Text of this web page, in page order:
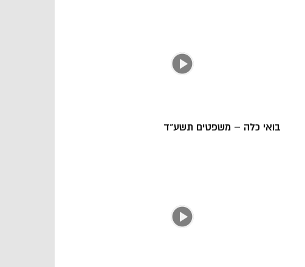
בואי כלה – משפטים תשע"ד